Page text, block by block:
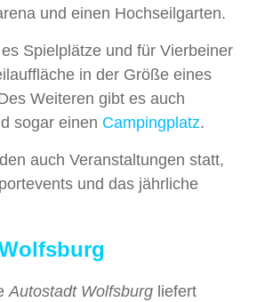
und einen Hochseilgarten.
Spielplätze und für Vierbeiner
in der Größe eines
Weiteren gibt es auch
sogar einen Campingplatz.
auch Veranstaltungen statt,
und das jährliche
Autostadt Wolfsburg liefert